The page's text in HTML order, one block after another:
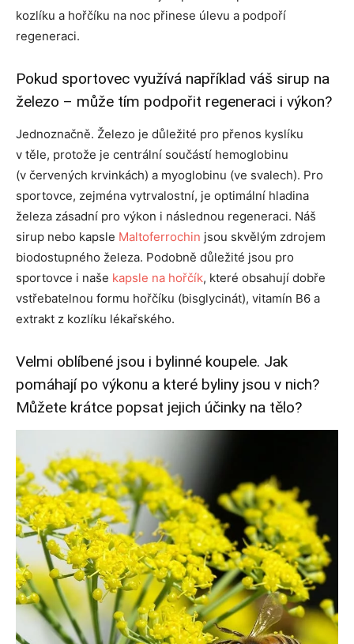
kozlíku a hořčíku na noc přinese úlevu a podpoří
regeneraci.
Pokud sportovec využívá například váš sirup na
železo – může tím podpořit regeneraci i výkon?
Jednoznačně. Železo je důležité pro přenos kyslíku
v těle, protože je centrální součástí hemoglobinu
(v červených krvinkách) a myoglobinu (ve svalech). Pro
sportovce, zejména vytrvalostní, je optimální hladina
železa zásadní pro výkon i následnou regeneraci. Náš
sirup nebo kapsle Maltoferrochin jsou skvělým zdrojem
biodostupného železa. Podobně důležité jsou pro
sportovce i naše kapsle na hořčík, které obsahují dobře
vstřebatelnou formu hořčíku (bisglycinát), vitamín B6 a
extrakt z kozlíku lékařského.
Velmi oblíbené jsou i bylinné koupele. Jak
pomáhají po výkonu a které byliny jsou v nich?
Můžete krátce popsat jejich účinky na tělo?